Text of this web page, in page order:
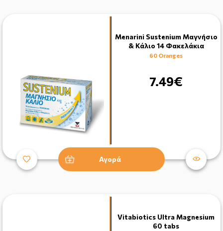
Menarini Sustenium Μαγνήσιο
& Κάλιο 14 Φακελάκια
60 Oranges
7.49€
Αγορά
Vitabiotics Ultra Magnesium
60 tabs